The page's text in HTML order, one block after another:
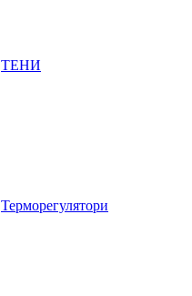
ТЕНИ
Терморегулятори